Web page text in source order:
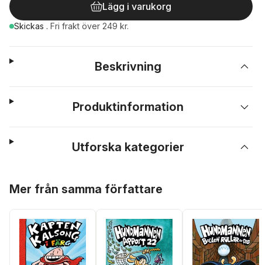
Lägg i varukorg
Skickas . Fri frakt över 249 kr.
Beskrivning
Produktinformation
Utforska kategorier
Mer från samma författare